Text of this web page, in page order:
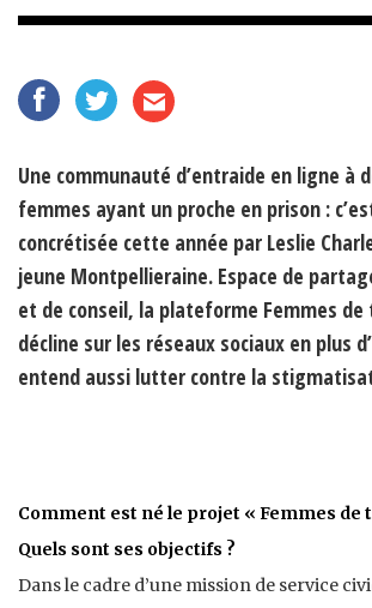
Une communauté d’entraide en ligne à
femmes ayant un proche en prison :
concrétisée cette année par Leslie
jeune Montpellieraine. Espace de
et de conseil, la plateforme Femmes de
décline sur les réseaux sociaux en plus
entend aussi lutter contre la
Comment est né le projet « Femmes de
Quels sont ses objectifs ?
Dans le cadre d’une mission de service